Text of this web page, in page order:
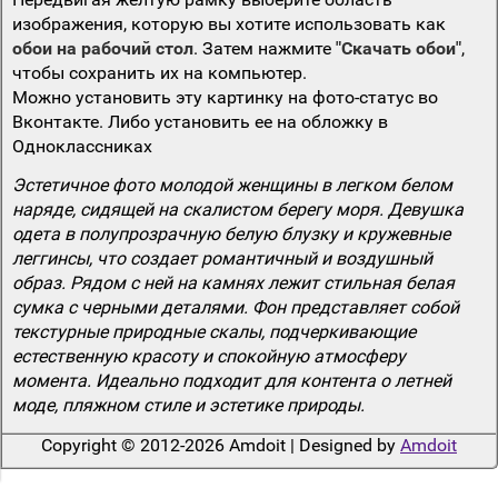
изображения, которую вы хотите использовать как
обои на рабочий стол. Затем нажмите "Скачать обои",
чтобы сохранить их на компьютер.
Можно установить эту картинку на фото-статус во
Вконтакте. Либо установить ее на обложку в
Одноклассниках
Эстетичное фото молодой женщины в легком белом
наряде, сидящей на скалистом берегу моря. Девушка
одета в полупрозрачную белую блузку и кружевные
леггинсы, что создает романтичный и воздушный
образ. Рядом с ней на камнях лежит стильная белая
сумка с черными деталями. Фон представляет собой
текстурные природные скалы, подчеркивающие
естественную красоту и спокойную атмосферу
момента. Идеально подходит для контента о летней
моде, пляжном стиле и эстетике природы.
Copyright © 2012-2026 Amdoit | Designed by Amdoit